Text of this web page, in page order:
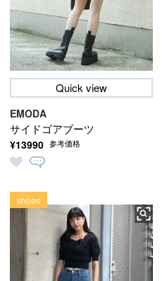
Quick view
サイドゴアブーツ
EMODA
¥13990 参考価格
shoes